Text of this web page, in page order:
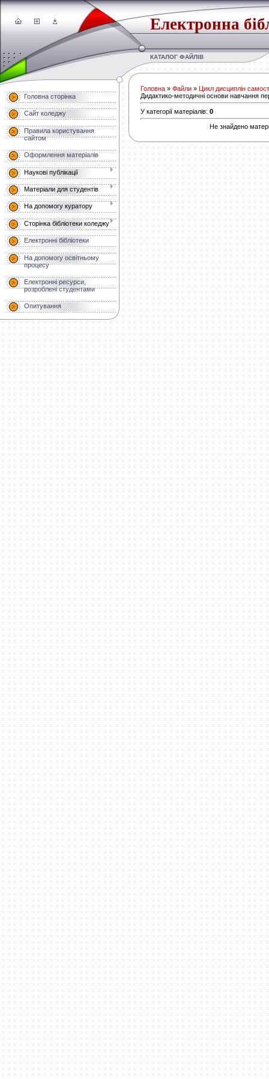
Електронна
КАТАЛОГ ФАЙЛІВ
Головна сторінка
Сайт коледжу
Правила користування
сайтом
Оформлення матеріалів
Наукові публікації
Матеріали для студентів
На допомогу куратору
Сторінка бібліотеки коледжу
Електронні бібліотеки
На допомогу освітньому
процесу
Електронні ресурси,
розроблені студентами
Опитування
Головна » Файли » Цикл дисциплін
Дидактико-методичні основи навчання
У категорії матеріалів: 0
Не знайдено